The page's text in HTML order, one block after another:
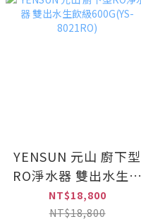
YENSUN 元山 廚下型
RO淨水器 雙出水生飲
級600G(YS-8021RO)
NT$18,800
NT$18,800